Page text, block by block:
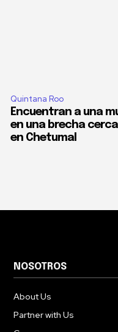
Quintana Roo
Encuentran a una
en una brecha
en Chetumal
NOSOTROS
About Us
Partner with Us